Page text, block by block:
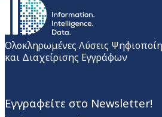
Ολοκληρωμένες Λύσεις
και Διαχείρισης Εγγράφων
Εγγραφείτε στο Newsletter!